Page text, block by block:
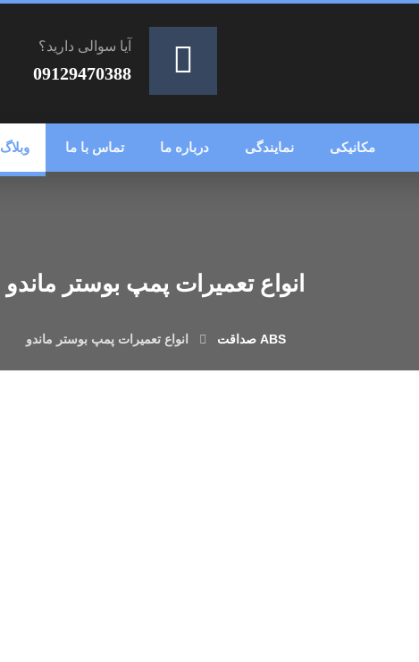
آیا سوالی دارید؟
09129470388
مکانیکی نمایندگی درباره ما تماس با ما وبلاگ
انواع تعمیرات پمپ بوستر ماندو
انواع تعمیرات پمپ بوستر ماندو